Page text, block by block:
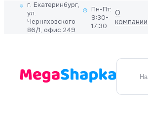
г. Екатеринбург,
ул.
Черняховского
86/1, офис 249
Пн-Пт:
9:30-
17:30
О
компании